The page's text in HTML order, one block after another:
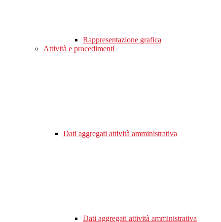
Rappresentazione grafica
Attività e procedimenti
Dati aggregati attività amministrativa
Dati aggregati attività amministrativa